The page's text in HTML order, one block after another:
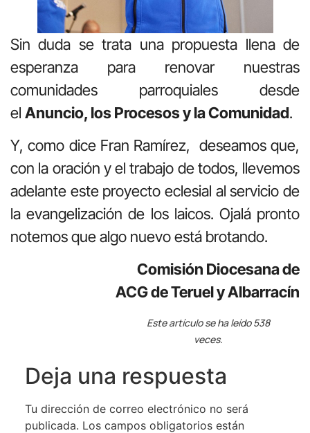
Sin duda se trata una propuesta llena de
esperanza para renovar nuestras
comunidades parroquiales desde
el Anuncio, los Procesos y la Comunidad.
Y, como dice Fran Ramírez, deseamos que,
con la oración y el trabajo de todos, llevemos
adelante este proyecto eclesial al servicio de
la evangelización de los laicos. Ojalá pronto
notemos que algo nuevo está brotando.
Comisión Diocesana de
ACG de Teruel y Albarracín
Este artículo se ha leído 538
veces.
Deja una respuesta
Tu dirección de correo electrónico no será
publicada. Los campos obligatorios están